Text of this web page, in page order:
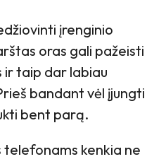
įrenginio
oras gali pažeisti
taip dar labiau
bandant vėl įjungti
bent parą.
kenkia ne